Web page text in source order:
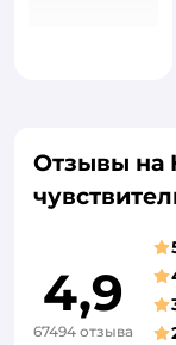
Отзывы на
4,9
67494 отзыва